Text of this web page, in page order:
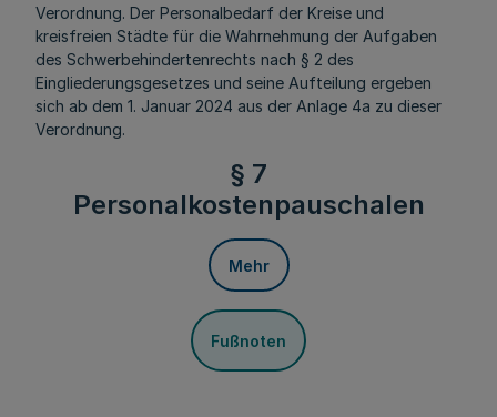
Verordnung. Der Personalbedarf der Kreise und
kreisfreien Städte für die Wahrnehmung der Aufgaben
des Schwerbehindertenrechts nach § 2 des
Eingliederungsgesetzes und seine Aufteilung ergeben
sich ab dem 1. Januar 2024 aus der Anlage 4a zu dieser
Verordnung.
§ 7
Personalkostenpauschalen
Mehr
Fußnoten